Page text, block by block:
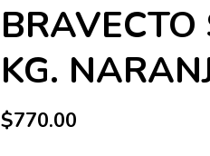
KG.
$770.00